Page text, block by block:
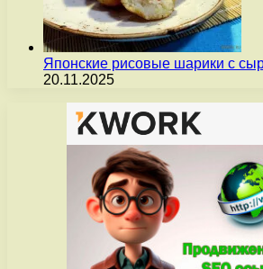
Японские рисовые шарики с
20.11.2025